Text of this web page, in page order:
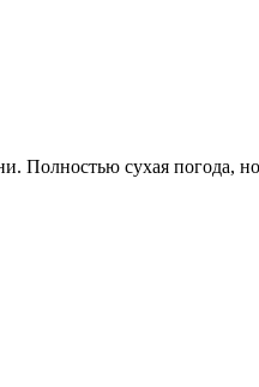
Полностью сухая погода,